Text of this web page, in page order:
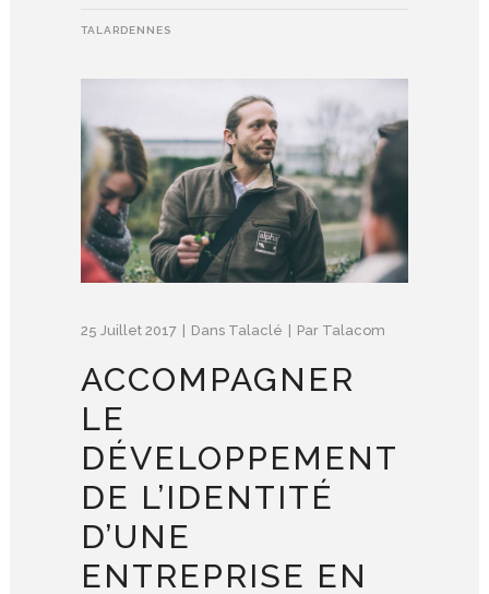
TALARDENNES
25 Juillet 2017 Dans Talaclé Par Talacom
ACCOMPAGNER
LE
DÉVELOPPEMENT
DE L’IDENTITÉ
D’UNE
ENTREPRISE EN